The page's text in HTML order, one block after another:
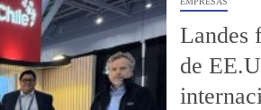
Landes
de